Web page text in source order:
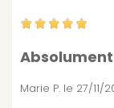
Marie P. le 27/11/